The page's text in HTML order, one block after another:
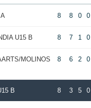
8 8 0 0
U15 B 8 7 1 0
MOLINOS
8 6 2 0
B 8 3 5 0